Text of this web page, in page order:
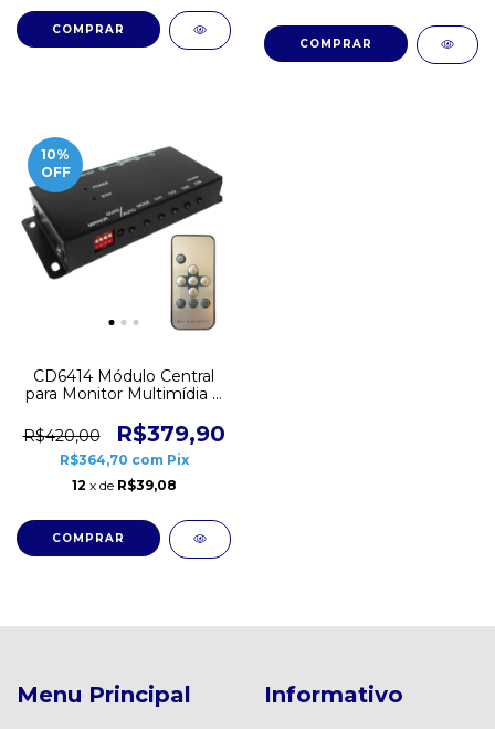
10%
OFF
CD6414 Módulo Central
para Monitor Multimídia 4
R$420,00
R$379,90
R$364,70 com Pix
12 x de R$39,08
Menu Principal Informativo